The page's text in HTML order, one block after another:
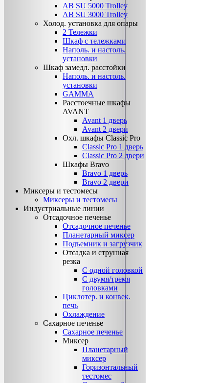
AB SU 5000 Trolley
AB SU 3000 Trolley
Холод. установка для опары
2 Тележки
Шкаф с тележками
Наполь. и настоль.
установки
Шкаф замедл. расстойки
Наполь. и настоль.
установки
GAMMA
Расстоечные шкафы
AVANT
Avant 1 дверь
Avant 2 двери
Охл. шкафы Classiс Pro
Classic Pro 1 дверь
Classic Pro 2 двери
Шкафы Bravo
Bravo 1 дверь
Bravo 2 двери
Миксеры и тестомесы
Миксеры и тестомесы
Индустриальные линии
Отсадочное печенье
Отсадочное печенье
Планетарный миксер
Подъемник и загрузчик
Отсадка и струнная
резка
С одной головкой
С двумя/тремя
головками
Циклотер. и конвек.
печь
Охлаждение
Сахарное печенье
Сахарное печенье
Миксер
Планетарный
миксер
Горизонтальный
тестомес